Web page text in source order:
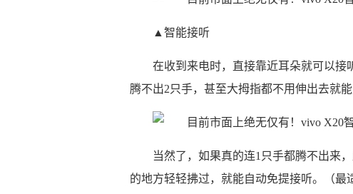
▲智能接听
在收到来电时，直接靠近耳朵就可以接
腾不出2只手，甚至大拇指都不用伸出去就能
当然了，如果真的连1只手都腾不出来
的地方轻轻拂过，就能自动免提接听。（最